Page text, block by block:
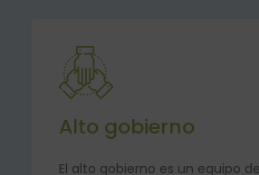
Alto gobierno
El alto gobierno es un equipo